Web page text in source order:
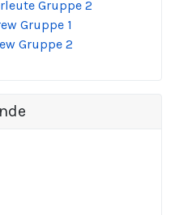
Gruppe 2
Gruppe 1
Gruppe 2